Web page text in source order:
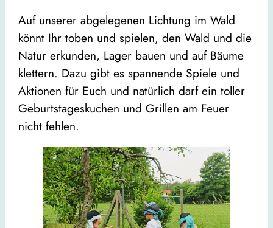
Auf unserer abgelegenen Lichtung im Wald
könnt Ihr toben und spielen, den Wald und die
Natur erkunden, Lager bauen und auf Bäume
klettern. Dazu gibt es spannende Spiele und
Aktionen für Euch und natürlich darf ein toller
Geburtstageskuchen und Grillen am Feuer
nicht fehlen.